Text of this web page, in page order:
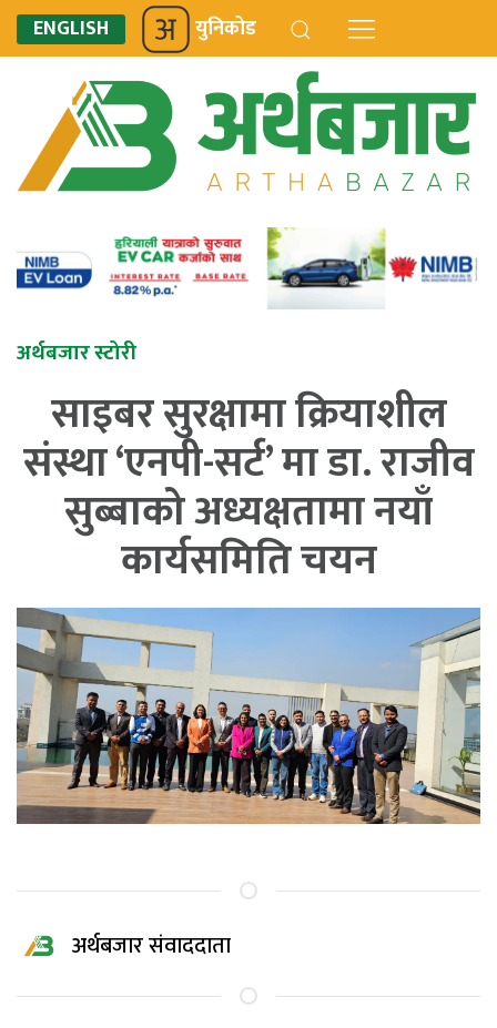
ENGLISH युनिकोड
अर्थबजार स्टोरी
साइबर सुरक्षामा क्रियाशील
संस्था ‘एनपी-सर्ट’ मा डा. राजीव
सुब्बाको अध्यक्षतामा नयाँ
कार्यसमिति चयन
अर्थबजार संवाददाता